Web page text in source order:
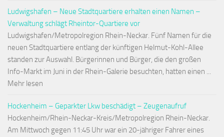
Ludwigshafen – Neue Stadtquartiere erhalten einen Namen –
Verwaltung schlägt Rheintor-Quartiere vor
Ludwigshafen/Metropolregion Rhein-Neckar. Fünf Namen für die
neuen Stadtquartiere entlang der künftigen Helmut-Kohl-Allee
standen zur Auswahl. Bürgerinnen und Bürger, die den großen
Info-Markt im Juni in der Rhein-Galerie besuchten, hatten einen ...
Mehr lesen
Hockenheim – Geparkter Lkw beschädigt – Zeugenaufruf
Hockenheim/Rhein-Neckar-Kreis/Metropolregion Rhein-Neckar.
Am Mittwoch gegen 11:45 Uhr war ein 20-jähriger Fahrer eines